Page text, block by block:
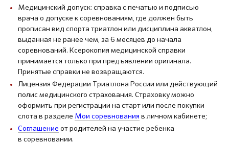
Медицинский допуск: справка с печатью и подписью
врача о допуске к соревнованиям, где должен быть
прописан вид спорта триатлон или дисциплина акватлон,
выданная не ранее чем, за 6 месяцев до начала
соревнований. Ксерокопия медицинской справки
принимается только при предъявлении оригинала.
Принятые справки не возвращаются.
Лицензия Федерации Триатлона России или действующий
полис медицинского страхования. Страховку можно
оформить при регистрации на старт или после покупки
слота в разделе Мои соревнования в личном кабинете;
Соглашение от родителей на участие ребенка
в соревновании.